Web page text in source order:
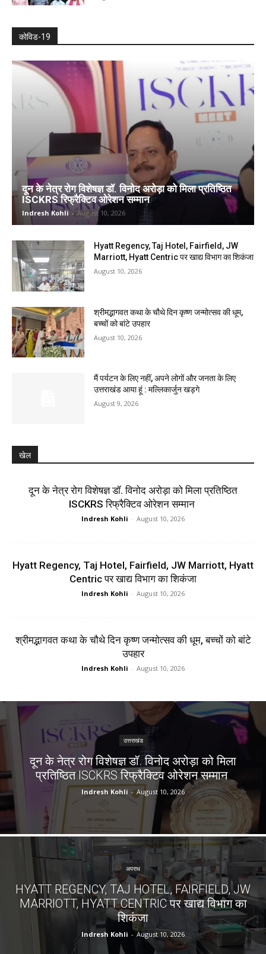
कोविड-19
दून के नेत्र रोग विशेषज्ञ डॉ. विनोद अरोड़ा को मिला प्रतिष्ठित
ISCKRS रिफ्रैक्टिव ओरेशन सम्मान
Indresh Kohli - August 10, 2026
Hyatt Regency, Taj Hotel, Fairfield, JW
Marriott, Hyatt Centric पर खाद्य विभाग का शिकंजा
August 10, 2026
श्रीमद्भागवत कथा के चौथे दिन कृष्ण जन्मोत्सव की धूम,
बच्चों को बांटे उपहार
August 10, 2026
मैं पर्यटन के लिए नहीं, अपने लोगों और जनता के लिए
उत्तराखंड आया हूं : मल्लिकार्जुन खड़गे
August 9, 2026
खेल
दून के नेत्र रोग विशेषज्ञ डॉ. विनोद अरोड़ा को मिला प्रतिष्ठित
ISCKRS रिफ्रैक्टिव ओरेशन सम्मान
Indresh Kohli - August 10, 2026
Hyatt Regency, Taj Hotel, Fairfield, JW Marriott, Hyatt
Centric पर खाद्य विभाग का शिकंजा
Indresh Kohli - August 10, 2026
श्रीमद्भागवत कथा के चौथे दिन कृष्ण जन्मोत्सव की धूम, बच्चों को बांटे
उपहार
Indresh Kohli - August 10, 2026
उत्तराखंड
दून के नेत्र रोग विशेषज्ञ डॉ. विनोद अरोड़ा को मिला
प्रतिष्ठित ISCKRS रिफ्रैक्टिव ओरेशन सम्मान
Indresh Kohli - August 10, 2026
अपराध
HYATT REGENCY, TAJ HOTEL, FAIRFIELD, JW
MARRIOTT, HYATT CENTRIC पर खाद्य विभाग का
शिकंजा
Indresh Kohli - August 10, 2026